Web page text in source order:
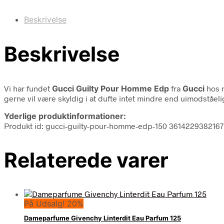
Beskrivelse
Beskrivelse
Vi har fundet Gucci Guilty Pour Homme Edp fra Gucci hos
gerne vil være skyldig i at dufte intet mindre end
Yderlige produktinformationer:
Produkt id: gucci-guilty-pour-homme-edp-150 3614229382167
Relaterede varer
På Udsalg! 20%
Dameparfume Givenchy Linterdit Eau Parfum 125